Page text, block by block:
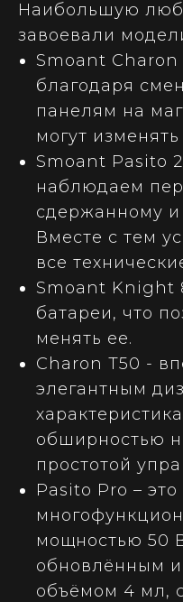
Наибольшую
завоевали
Smoant Charon
благодаря
панелям на
могут
Smoant Pasito
наблюдаем
сдержанному и
Вместе с тем
все
Smoant Knight
батареи, что
менять ее.
Charon T50 -
элегантным
обширностью
простотой
Pasito Pro – это
мощностью 50
обновлённым
объёмом 4 мл,